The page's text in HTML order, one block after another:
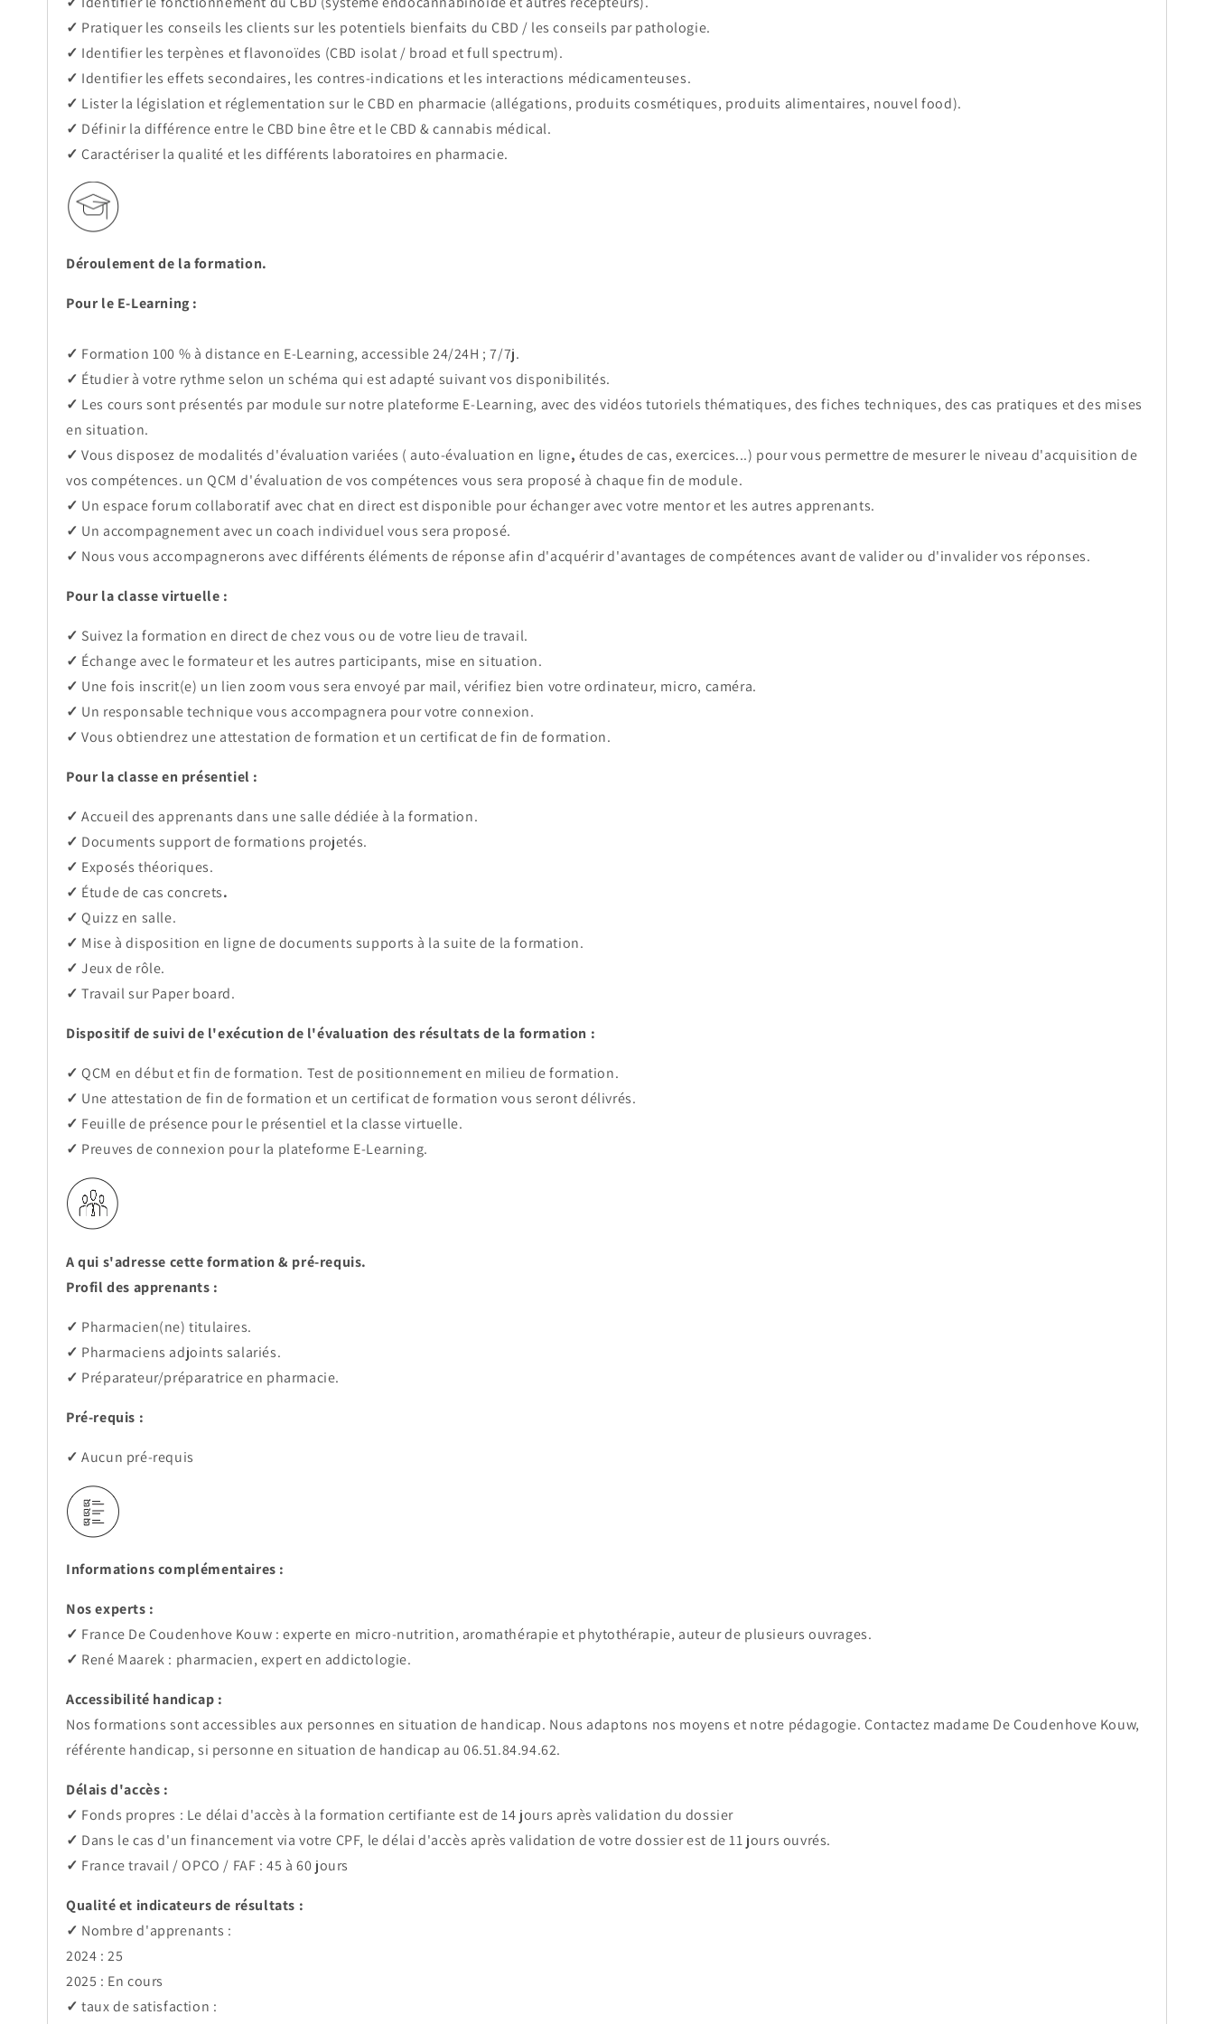
✓ Pratiquer les conseils les clients sur les potentiels bienfaits du CBD / les conseils par pathologie.
✓ Identifier les terpènes et flavonoïdes (CBD isolat / broad et full spectrum).
✓ Identifier les effets secondaires, les contres-indications et les interactions médicamenteuses.
✓ Lister la législation et réglementation sur le CBD en pharmacie (allégations, produits cosmétiques, produits alimentaires, nouvel food).
✓ Définir la différence entre le CBD bine être et le CBD & cannabis médical.
✓Caractériser la qualité et les différents laboratoires en pharmacie.
Déroulement de la formation.
Pour le E-Learning :
✓ Formation 100 % à distance en E-Learning, accessible 24/24H ; 7/7j.
✓ Étudier à votre rythme selon un schéma qui est adapté suivant vos disponibilités.
✓ Les cours sont présentés par module sur notre plateforme E-Learning, avec des vidéos tutoriels thématiques, des fiches techniques, des cas pratiques et des mises
en situation.
✓Vous disposez de modalités d'évaluation variées ( auto-évaluation en ligne, études de cas, exercices...) pour vous permettre de mesurer le niveau d'acquisition de
vos compétences. un QCM d'évaluation de vos compétences vous sera proposé à chaque fin de module.
✓ Un espace forum collaboratif avec chat en direct est disponible pour échanger avec votre mentor et les autres apprenants.
✓ Un accompagnement avec un coach individuel vous sera proposé.
✓ Nous vous accompagnerons avec différents éléments de réponse afin d'acquérir d'avantages de compétences avant de valider ou d'invalider vos réponses.
Pour la classe virtuelle :
✓ Suivez la formation en direct de chez vous ou de votre lieu de travail.
✓ Échange avec le formateur et les autres participants, mise en situation.
✓ Une fois inscrit(e) un lien zoom vous sera envoyé par mail, vérifiez bien votre ordinateur, micro, caméra.
✓ Un responsable technique vous accompagnera pour votre connexion.
✓Vous obtiendrez une attestation de formation et un certificat de fin de formation.
Pour la classe en présentiel :
✓Accueil des apprenants dans une salle dédiée à la formation.
✓ Documents support de formations projetés.
✓ Exposés théoriques.
✓ Étude de cas concrets.
✓Quizz en salle.
✓ Mise à disposition en ligne de documents supports à la suite de la formation.
✓Jeux de rôle.
✓Travail sur Paper board.
Dispositif de suivi de l'exécution de l'évaluation des résultats de la formation :
✓QCM en début et fin de formation. Test de positionnement en milieu de formation.
✓ Une attestation de fin de formation et un certificat de formation vous seront délivrés.
✓ Feuille de présence pour le présentiel et la classe virtuelle.
✓ Preuves de connexion pour la plateforme E-Learning.
A qui s'adresse cette formation & pré-requis.
Profil des apprenants :
✓ Pharmacien(ne) titulaires.
✓ Pharmaciens adjoints salariés.
✓ Préparateur/préparatrice en pharmacie.
Pré-requis :
✓Aucun pré-requis
Informations complémentaires :
Nos experts :
✓ France De Coudenhove Kouw : experte en micro-nutrition, aromathérapie et phytothérapie, auteur de plusieurs ouvrages.
✓ René Maarek : pharmacien, expert en addictologie.
Accessibilité handicap :
Nos formations sont accessibles aux personnes en situation de handicap. Nous adaptons nos moyens et notre pédagogie. Contactez madame De Coudenhove Kouw,
référente handicap, si personne en situation de handicap au 06.51.84.94.62.
Délais d'accès :
✓ Fonds propres : Le délai d'accès à la formation certifiante est de 14 jours après validation du dossier
✓ Dans le cas d'un financement via votre CPF, le délai d'accès après validation de votre dossier est de 11 jours ouvrés.
✓ France travail / OPCO / FAF : 45 à 60 jours
Qualité et indicateurs de résultats :
✓ Nombre d'apprenants :
2024 : 25
2025 : En cours
✓taux de satisfaction :